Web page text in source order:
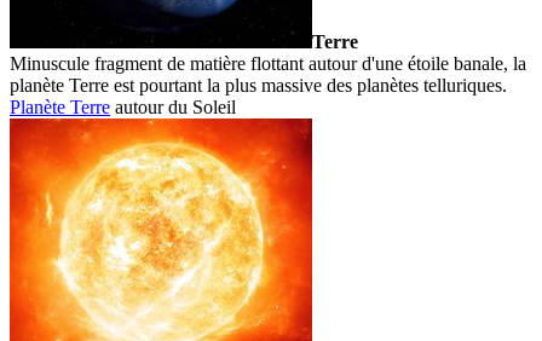
Terre
Minuscule fragment de matière flottant autour d'une étoile banale, la
planète Terre est pourtant la plus massive des planètes telluriques.
Planète Terre autour du Soleil